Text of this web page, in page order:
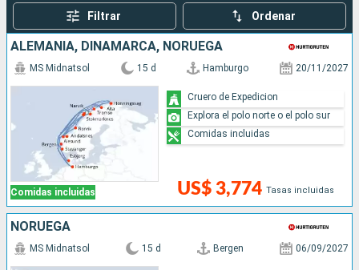
Filtrar Ordenar
ALEMANIA, DINAMARCA, NORUEGA
Comidas incluidas
MS Midnatsol 15 d Hamburgo 20/11/2027
US$ 3,774 Tasas incluidas
Cruero de Expedicion
Explora el polo norte o el polo sur
Comidas incluidas
NORUEGA
MS Midnatsol 15 d Bergen 06/09/2027